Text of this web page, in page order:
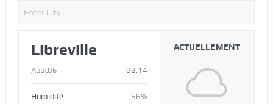
Libreville
Aout06 02:14
Humidité
66%
ACTUELLEMENT